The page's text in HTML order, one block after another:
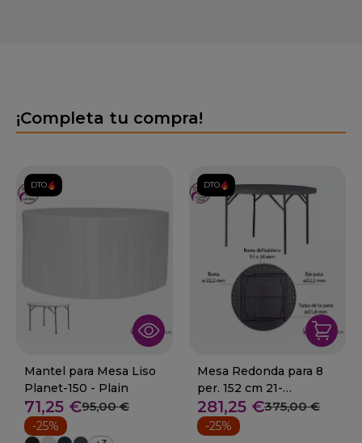
¡Completa tu compra!
DTO.
Mantel para Mesa Liso
Planet-150 - Plain
71,25 €95,00 €
-25%
DTO.
Mesa Redonda para 8
per. 152 cm 21-
PLANET150
281,25 €375,00 €
-25%